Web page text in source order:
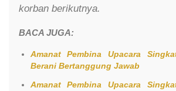
korban berikutnya.
BACA JUGA:
Amanat Pembina Upacara
Berani Bertanggung Jawab
Amanat Pembina Upacara